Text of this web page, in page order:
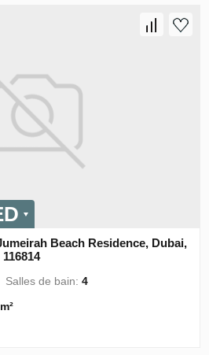
Beach Residence, Dubai,
Salles de bain:4